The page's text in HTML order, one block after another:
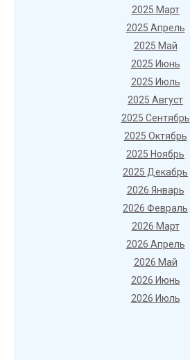
2025 Март
2025 Апрель
2025 Май
2025 Июнь
2025 Июль
2025 Август
2025 Сентябрь
2025 Октябрь
2025 Ноябрь
2025 Декабрь
2026 Январь
2026 Февраль
2026 Март
2026 Апрель
2026 Май
2026 Июнь
2026 Июль